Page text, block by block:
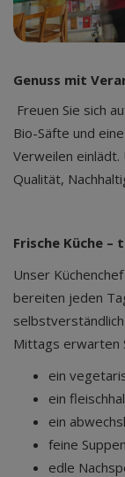
Genuss mit
Freuen Sie sich
Bio-Säfte und
Verweilen
Qualität,
Frische Küche
Unser Küchenchef
bereiten jeden
selbstverständlich
Mittags erwarten
ein
ein
ein
feine
edle